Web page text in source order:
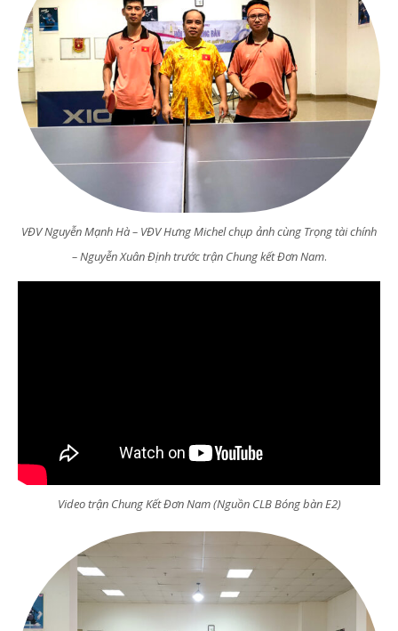
VĐV Nguyễn Mạnh Hà – VĐV Hưng Michel chụp ảnh cùng Trọng tài chính
– Nguyễn Xuân Định trước trận Chung kết Đơn Nam.
Video trận Chung Kết Đơn Nam (Nguồn CLB Bóng bàn E2)